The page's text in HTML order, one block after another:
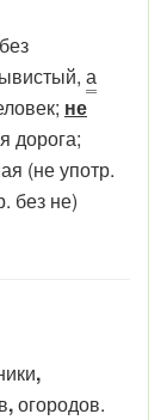
а
не
дорога;
(не употр.
без не)
,
,огородов.